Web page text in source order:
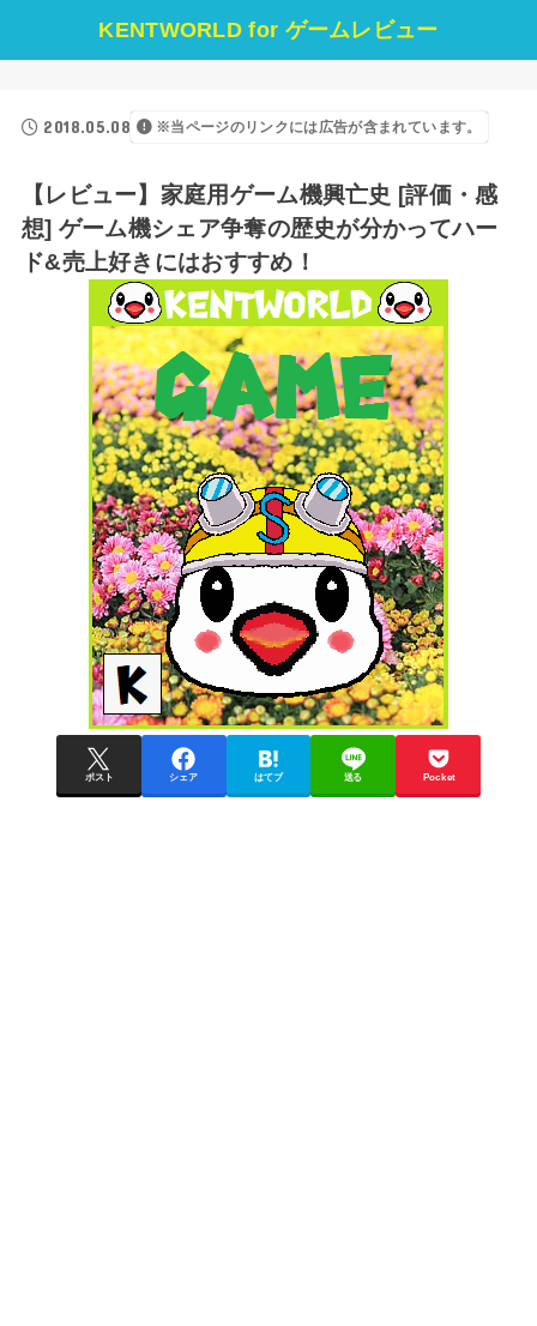
KENTWORLD for ゲームレビュー
2018.05.08 ※当ページのリンクには広告が含まれています。
【レビュー】家庭用ゲーム機興亡史 [評価・感
想] ゲーム機シェア争奪の歴史が分かってハー
ド&売上好きにはおすすめ！
ポスト シェア はてブ 送る Pocket